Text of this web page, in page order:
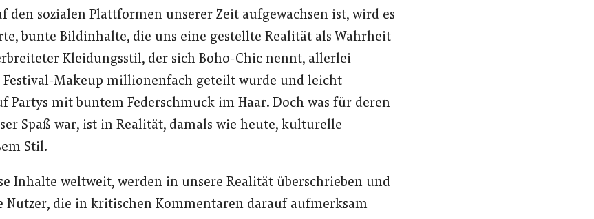
den sozialen Plattformen unserer Zeit aufgewachsen ist, wird es
bunte Bildinhalte, die uns eine gestellte Realität als Wahrheit
Kleidungsstil, der sich Boho-Chic nennt, allerlei
Festival-Makeup millionenfach geteilt wurde und leicht
Partys mit buntem Federschmuck im Haar. Doch was für deren
Spaß war, ist in Realität, damals wie heute, kulturelle
Stil.
Inhalte weltweit, werden in unsere Realität überschrieben und
Nutzer, die in kritischen Kommentaren darauf aufmerksam